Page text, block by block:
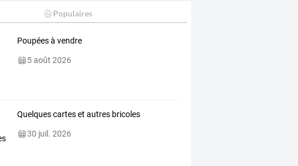
Populaires
Poupées à vendre
5 août 2026
Quelques cartes et autres bricoles
30 juil. 2026